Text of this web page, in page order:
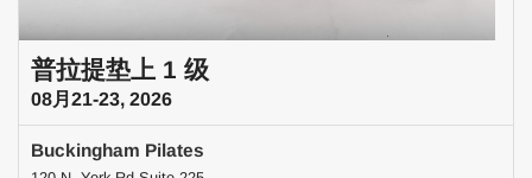
普拉提垫上 1 级
08月21-23, 2026
Buckingham Pilates